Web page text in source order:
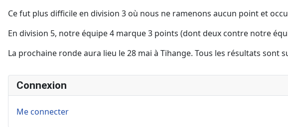
Ce fut plus difficile en division 3 où nous ne ramenons aucun point et
En division 5, notre équipe 4 marque 3 points (dont deux contre notre
La prochaine ronde aura lieu le 28 mai à Tihange. Tous les résultats sont
Connexion
Me connecter